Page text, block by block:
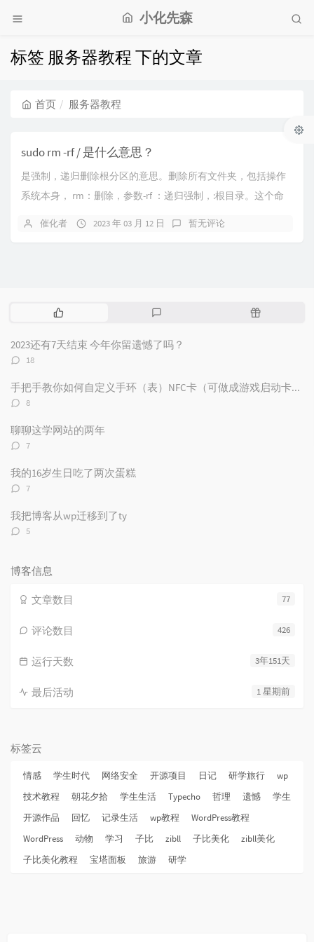
小化先森
标签 服务器教程 下的文章
首页 服务器教程
sudo rm -rf / 是什么意思？
是强制，递归删除根分区的意思。删除所有文件夹，包括操作
系统本身， rm：删除，参数-rf ：递归强制，:根目录。这个命
催化者 2023 年 03 月 12 日 暂无评论
热
文
评
随
2023还有7天结束 今年你留遗憾了吗？
评
数：
18
手把手教你如何自定义手环（表）NFC卡（可做成游戏启动卡和电子名片）
评
数：
8
聊聊这学网站的两年
评
数：
7
我的16岁生日吃了两次蛋糕
评
数：
7
我把博客从wp迁移到了ty
评
5
博客信息
77
文章数目
426
评论数目
3年151天
运行天数
1 星期前
最后活动
标签云
情感 学生时代 网络安全 开源项目 日记 研学旅行
wp
技术教程
朝花夕拾 学生生活 Typecho 哲理 遗憾
学生
开源作品
回忆 记录生活 wp教程
WordPress教程
WordPress
动物 学习 子比 zibll 子比美化
zibll美化
子比美化教程
宝塔面板 旅游 研学